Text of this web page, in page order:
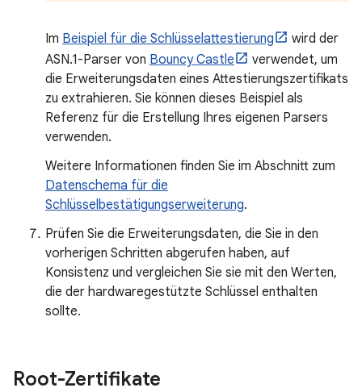
Im Beispiel für die Schlüsselattestierung
wird der
ASN.1-Parser von Bouncy Castle
verwendet, um
die Erweiterungsdaten eines Attestierungszertifikats
zu extrahieren. Sie können dieses Beispiel als
Referenz für die Erstellung Ihres eigenen Parsers
verwenden.
Weitere Informationen finden Sie im Abschnitt zum
Datenschema für die
Schlüsselbestätigungserweiterung.
Prüfen Sie die Erweiterungsdaten, die Sie in den
vorherigen Schritten abgerufen haben, auf
Konsistenz und vergleichen Sie sie mit den Werten,
die der hardwaregestützte Schlüssel enthalten
sollte.
Root-Zertifikate